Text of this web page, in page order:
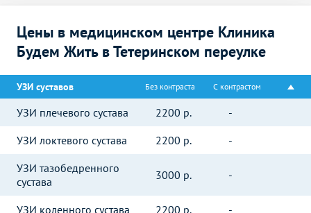
Цены в медицинском центре Клиника
Будем Жить в Тетеринском переулке
УЗИ суставов Без контраста С контрастом
УЗИ плечевого сустава 2200 р.
-
УЗИ локтевого сустава
2200 р.
-
УЗИ тазобедренного
сустава
3000 р. -
УЗИ коленного сустава 2200 р.
-